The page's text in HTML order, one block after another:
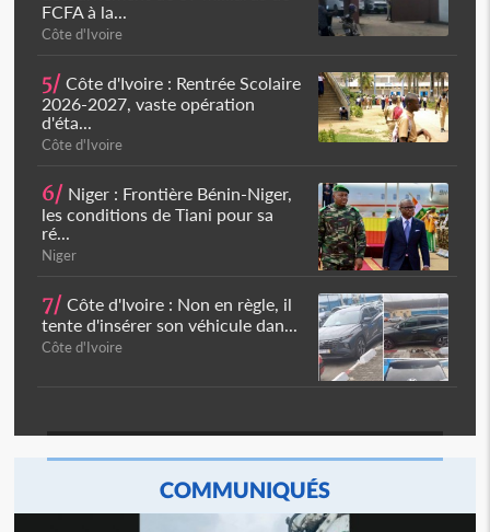
FCFA à la...
Côte d'Ivoire
5/ Côte d'Ivoire : Rentrée Scolaire
2026-2027, vaste opération
d'éta...
Côte d'Ivoire
6/ Niger : Frontière Bénin-Niger,
les conditions de Tiani pour sa
ré...
Niger
7/ Côte d'Ivoire : Non en règle, il
tente d'insérer son véhicule dan...
Côte d'Ivoire
COMMUNIQUÉS